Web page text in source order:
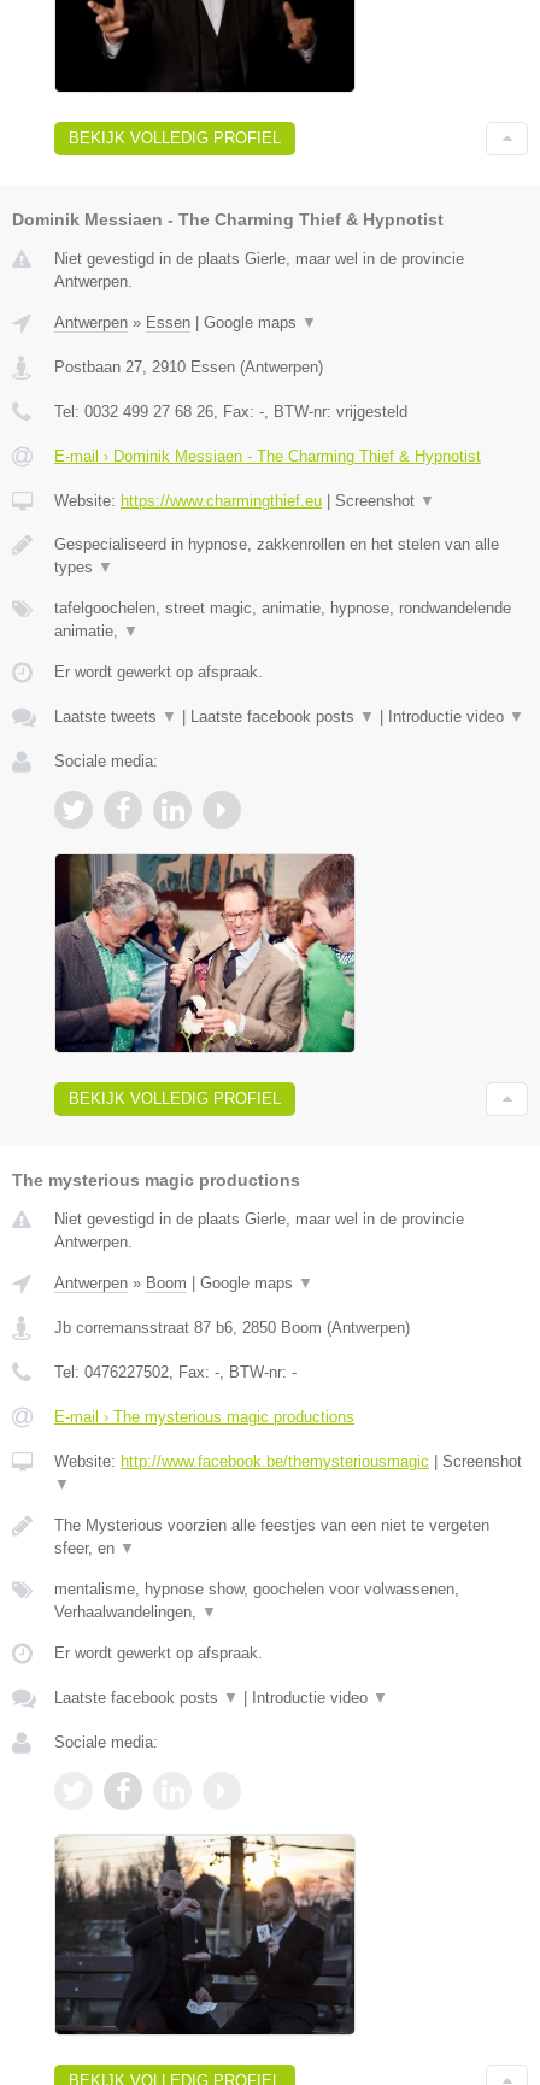
BEKIJK VOLLEDIG PROFIEL
Dominik Messiaen - The Charming Thief & Hypnotist
Niet gevestigd in de plaats Gierle, maar wel in de provincie
Antwerpen.
Antwerpen » Essen | Google maps ▼
Postbaan 27 2910 Essen (Antwerpen)
Tel: 0032 499 27 68 26 , Fax: - , BTW-nr: vrijgesteld
E-mail › Dominik Messiaen - The Charming Thief & Hypnotist
Website: https://www.charmingthief.eu | Screenshot ▼
Gespecialiseerd in hypnose, zakkenrollen en het stelen van alle
types ▼
tafelgoochelen, street magic, animatie, hypnose, rondwandelende
animatie,
▼
Er wordt gewerkt op afspraak.
Laatste tweets ▼ | Laatste facebook posts ▼ | Introductie video ▼
Sociale media:
BEKIJK VOLLEDIG PROFIEL
The mysterious magic productions
Niet gevestigd in de plaats Gierle, maar wel in de provincie
Antwerpen.
Antwerpen » Boom Google maps ▼
Jb corremansstraat 87 b6, 2850 Boom (Antwerpen)
Tel: 0476227502, Fax: -, BTW-nr: -
E-mail › The mysterious magic productions
Website: http://www.facebook.be/themysteriousmagic
Screenshot
▼
The Mysterious voorzien alle feestjes van een niet te vergeten
sfeer, en ▼
mentalisme, hypnose show, goochelen voor volwassenen,
Verhaalwandelingen, ▼
Er wordt gewerkt op afspraak.
Laatste facebook posts ▼ Introductie video ▼
Sociale media:
BEKIJK VOLLEDIG PROFIEL